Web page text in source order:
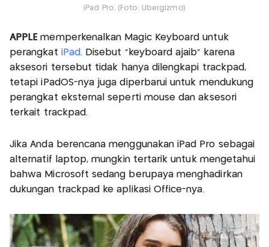
iPad Pro. (Foto: Ubergizmo)
APPLEmemperkenalkan Magic Keyboard untuk
perangkat iPad . Disebut "keyboard ajaib" karena
aksesori tersebut tidak hanya dilengkapi trackpad,
tetapi iPadOS-nya juga diperbarui untuk mendukung
perangkat eksternal seperti mouse dan aksesori
terkait trackpad.
Jika Anda berencana menggunakan iPad Pro sebagai
alternatif laptop, mungkin tertarik untuk mengetahui
bahwa Microsoft sedang berupaya menghadirkan
dukungan trackpad ke aplikasi Office-nya.